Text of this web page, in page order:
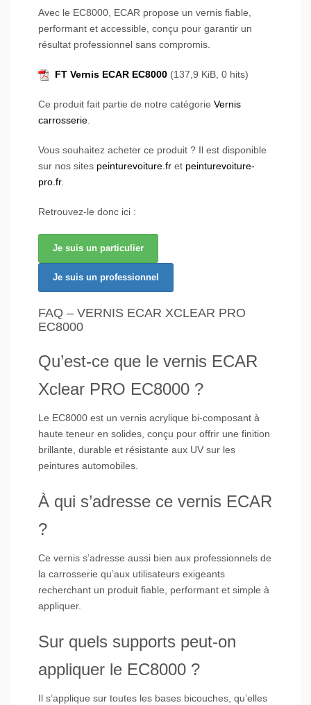
Avec le EC8000, ECAR propose un vernis fiable,
performant et accessible, conçu pour garantir un
résultat professionnel sans compromis.
FT Vernis ECAR EC8000 (137,9 KiB, 0 hits)
Ce produit fait partie de notre catégorie Vernis
carrosserie
Vous souhaitez acheter ce produit ? Il est disponible
sur nos sites peinturevoiture.fr et peinturevoiture-
pro.fr.
Retrouvez-le donc ici :
Je suis un particulier
Je suis un professionnel
FAQ – VERNIS ECAR XCLEAR PRO
EC8000
Qu’est-ce que le vernis ECAR
Xclear PRO EC8000 ?
Le EC8000 est un vernis acrylique bi-composant à
haute teneur en solides, conçu pour offrir une finition
brillante, durable et résistante aux UV sur les
peintures automobiles.
À qui s’adresse ce vernis ECAR
?
Ce vernis s’adresse aussi bien aux professionnels de
la carrosserie qu’aux utilisateurs exigeants
recherchant un produit fiable, performant et simple à
appliquer.
Sur quels supports peut-on
appliquer le EC8000 ?
Il s’applique sur toutes les bases bicouches, qu’elles